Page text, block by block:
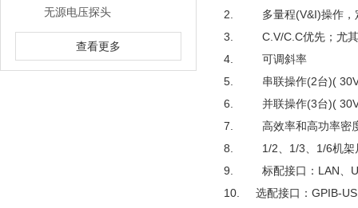
无源电压探头
查看更多
2. 多量程(V&I)操作，
3. C.V/C.C优先；尤其
4. 可调斜率
5. 串联操作(2台)( 30V/
6. 并联操作(3台)( 30V/
7. 高效率和高功率密
8. 1/2、1/3、1/6机架尺
9. 标配接口：LAN、
10. 选配接口：GPIB-